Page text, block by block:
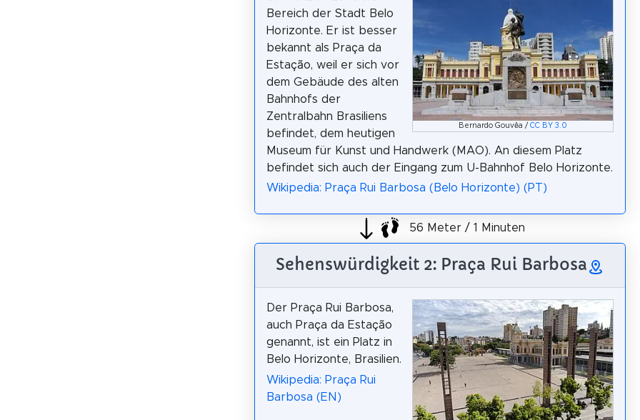
Bernardo Gouvêa /CC BY 3.0
Bereich der Stadt Belo
Horizonte. Er ist besser
bekannt als Praça da
Estação, weil er sich vor
dem Gebäude des alten
Bahnhofs der
Zentralbahn Brasiliens
befindet, dem heutigen
Museum für Kunst und Handwerk (MAO). An diesem Platz
befindet sich auch der Eingang zum U-Bahnhof Belo Horizonte.
Wikipedia: Praça Rui Barbosa (Belo Horizonte) (PT)
56 Meter / 1 Minuten
Sehenswürdigkeit 2: Praça Rui Barbosa
Der Praça Rui Barbosa,
auch Praça da Estação
genannt, ist ein Platz in
Belo Horizonte, Brasilien.
Wikipedia: Praça Rui
Barbosa (EN)